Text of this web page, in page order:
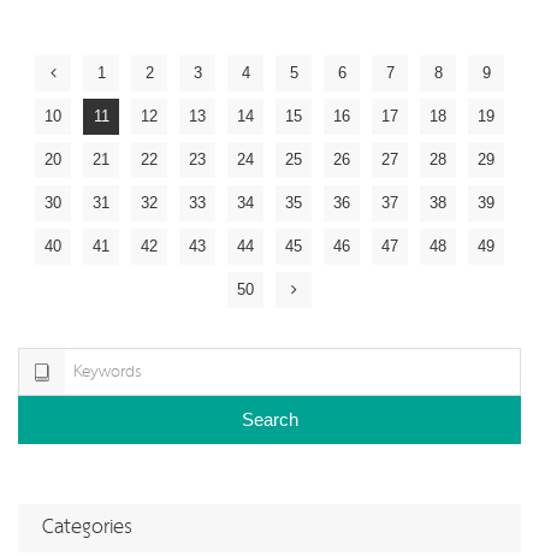
1 2 3 4 5 6 7 8 9
10 11 12 13 14 15 16 17 18 19
20 21 22 23 24 25 26 27 28 29
30 31 32 33 34 35 36 37 38 39
40 41 42 43 44 45 46 47 48 49
50
Search
Categories